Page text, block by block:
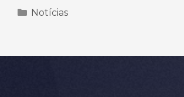
Categorias
Notícias